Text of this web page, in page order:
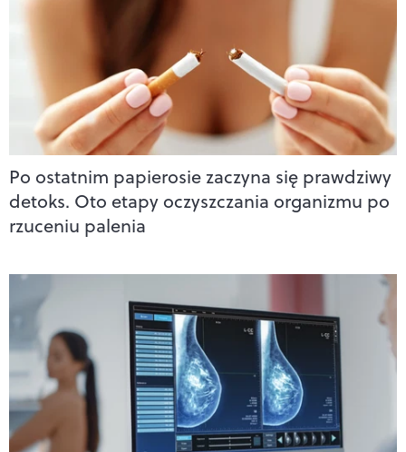
Po ostatnim papierosie zaczyna się prawdziwy
detoks. Oto etapy oczyszczania organizmu po
rzuceniu palenia